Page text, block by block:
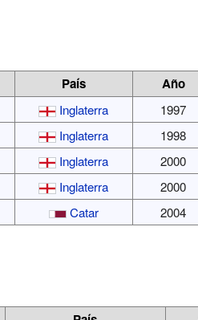
País Año
Inglaterra
1997
Inglaterra
1998
Inglaterra
2000
Inglaterra
2000
Catar 2004